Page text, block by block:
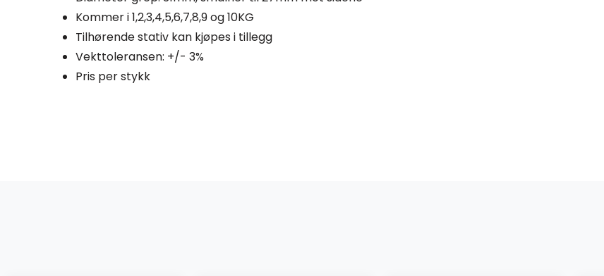
Kommer i 1,2,3,4,5,6,7,8,9 og 10KG
Tilhørende stativ kan kjøpes i tillegg
Vekttoleransen: +/- 3%
Pris per stykk